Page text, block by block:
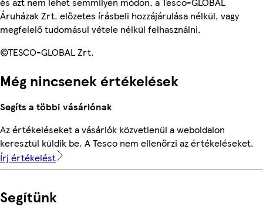
Áruházak Zrt. előzetes írásbeli hozzájárulása nélkül, vagy
megfelelő tudomásul vétele nélkül felhasználni.
©TESCO-GLOBAL Zrt.
Még nincsenek értékelések
Segíts a többi vásárlónak
Az értékeléseket a vásárlók közvetlenül a weboldalon
keresztül küldik be. A Tesco nem ellenőrzi az értékeléseket.
Írj értékelést
Segítünk